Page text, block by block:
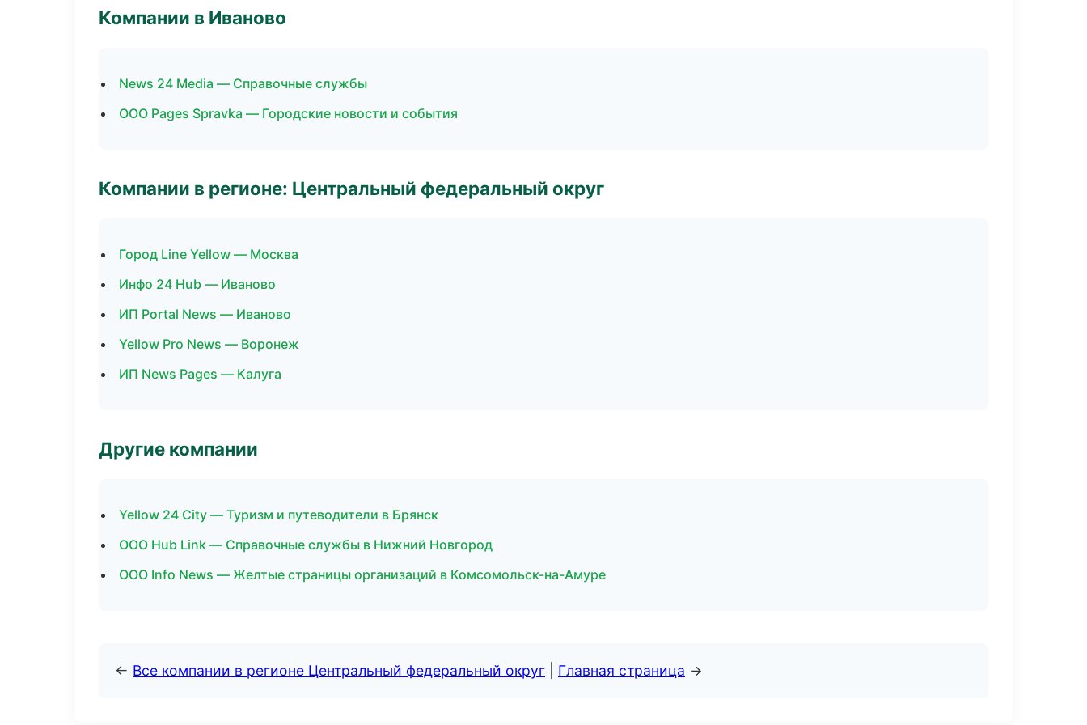
Компании в Иваново
News 24 Media — Справочные службы
ООО Pages Spravka — Городские новости и события
Компании в регионе: Центральный федеральный округ
Город Line Yellow — Москва
Инфо 24 Hub — Иваново
ИП Portal News — Иваново
Yellow Pro News — Воронеж
ИП News Pages — Калуга
Другие компании
Yellow 24 City — Туризм и путеводители в Брянск
ООО Hub Link — Справочные службы в Нижний Новгород
ООО Info News — Желтые страницы организаций в Комсомольск-на-Амуре
← Все компании в регионе Центральный федеральный округ Главная страница →